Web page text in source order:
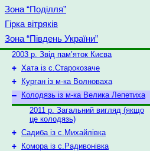
Зона “Поділля”
Гірка вітряків
Зона “Південь України”
2003 р. Звід пам’яток Києва
+ Хата із с.Старокозаче
+
Курган із м-ка Волноваха
–
Колодязь із м-ка Велика Лепетиха
2011 р. Загальний вигляд (якщо
це колодязь)
+ Садиба із с.Михайлівка
+
Комора із с.Радивонівка